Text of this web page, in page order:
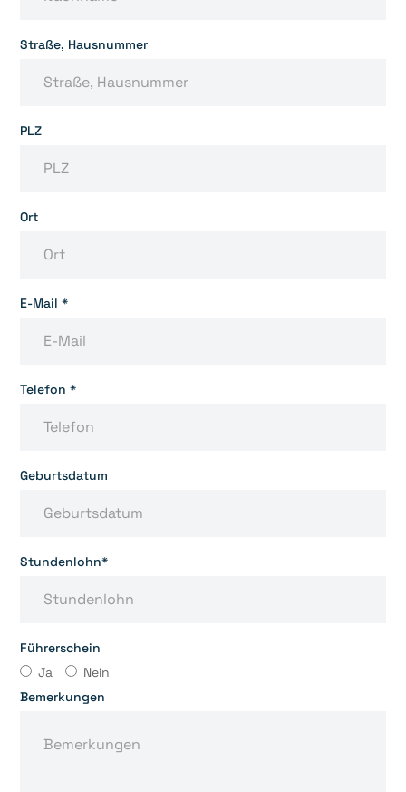
Straße, Hausnummer
PLZ
Ort
E-Mail *
Telefon *
Geburtsdatum
Stundenlohn*
Führerschein
Ja
Nein
Bemerkungen